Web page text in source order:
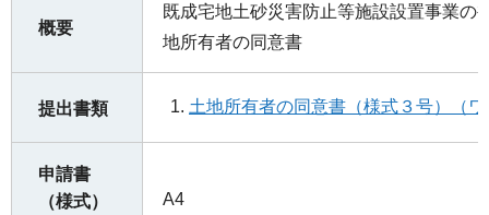
概要
既成宅地土砂災害防止等施設設置事業の
地所有者の同意書
提出書類 土地所有者の同意書（様式３号）（
申請書
（様式）
A4